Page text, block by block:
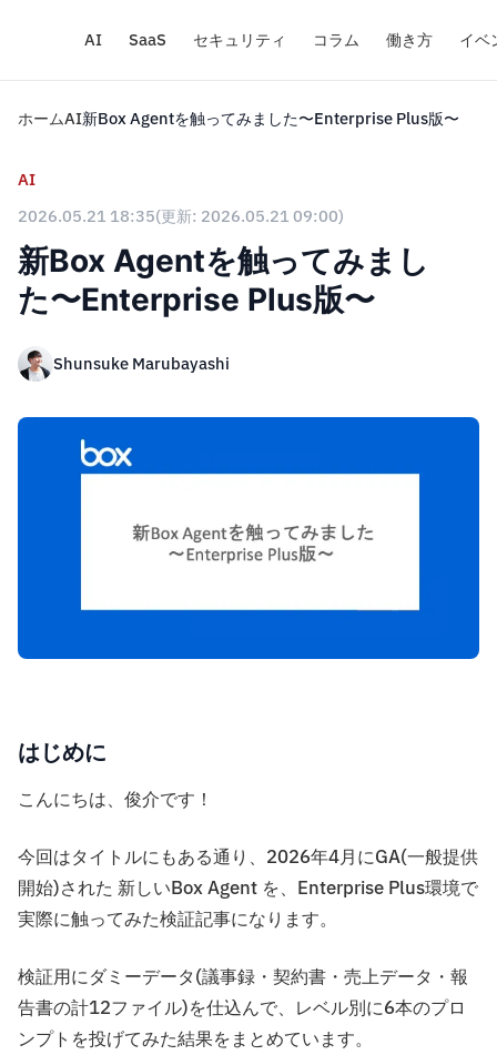
AI SaaS セキュリティ コラム 働き方 イベ
ホームAI新Box Agentを触ってみました〜Enterprise Plus版〜
AI
2026.05.21 18:35(更新: 2026.05.21 09:00)
新Box Agentを触ってみまし
た〜Enterprise Plus版〜
Shunsuke Marubayashi
はじめに
こんにちは、俊介です！
今回はタイトルにもある通り、2026年4月にGA(一般提供
開始)された 新しいBox Agent を、Enterprise Plus環境で
実際に触ってみた検証記事になります。
検証用にダミーデータ(議事録・契約書・売上データ・報
告書の計12ファイル)を仕込んで、レベル別に6本のプロ
ンプトを投げてみた結果をまとめています。